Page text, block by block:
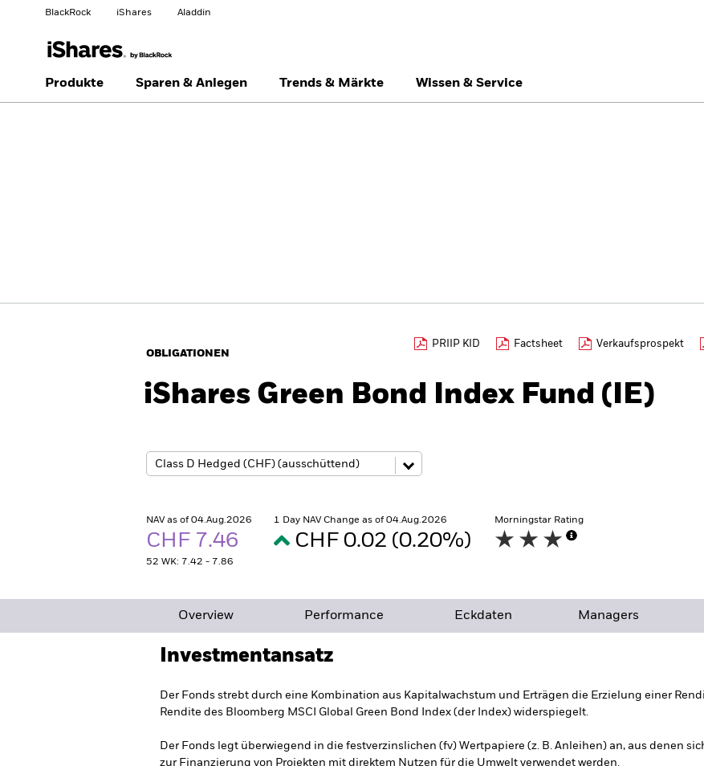
BlackRock iShares Aladdin
Anlegertyp wechseln
Land ändern
United Kingdom United States Õsterreich Location not listed
Produkte Sparen & Anlegen Trends & Märkte Wissen & Service
OBLIGATIONEN
PRIIP KID Factsheet Verkaufsprospekt
iShares Green Bond Index Fund (IE)
NAV as of 04.Aug.2026
CHF 7.46
52 WK: 7.42 - 7.86
1 Day NAV Change as of 04.Aug.2026
CHF 0.02 (0.20%)
Morningstar Rating
Overview Performance Eckdaten Managers
Investmentansatz
Der Fonds strebt durch eine Kombination aus Kapitalwachstum und Erträgen die Erzielung einer
Rendite des Bloomberg MSCI Global Green Bond Index (der Index) widerspiegelt.
Der Fonds legt überwiegend in die festverzinslichen (fv) Wertpapiere (z. B. Anleihen) an, aus denen
zur Finanzierung von Projekten mit direktem Nutzen für die Umwelt verwendet werden.